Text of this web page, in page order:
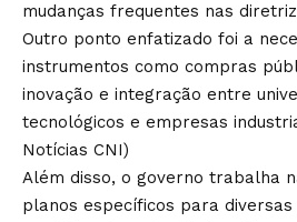
mudanças frequentes nas
Outro ponto enfatizado foi a
instrumentos como compras
inovação e integração entre
tecnológicos e empresas
Notícias CNI)
Além disso, o governo trabalha
planos específicos para